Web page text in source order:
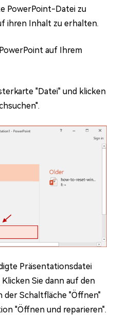
PowerPoint-Datei zu
ihren Inhalt zu erhalten.
auf Ihrem
"Datei" und klicken
Präsentationsdatei
Klicken Sie dann auf den
Schaltfläche "Öffnen"
"Öffnen und reparieren".